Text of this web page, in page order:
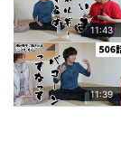
11:43
11:39